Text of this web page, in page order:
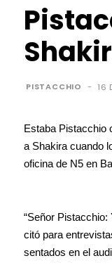
PISTACCHIO - 16
Estaba Pistacchio
a Shakira cuando
oficina de N5 en
“Señor Pistacchio:
citó para
sentados en el